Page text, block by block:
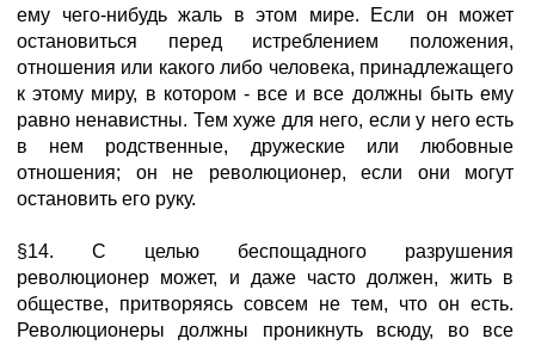
ему чего-нибудь жаль в этом мире. Если он может
остановиться перед истреблением положения,
отношения или какого либо человека, принадлежащего
к этому миру, в котором - все и все должны быть ему
равно ненавистны. Тем хуже для него, если у него есть
в нем родственные, дружеские или любовные
отношения; он не революционер, если они могут
остановить его руку.
§14. С целью беспощадного разрушения
революционер может, и даже часто должен, жить в
обществе, притворяясь совсем не тем, что он есть.
Революционеры должны проникнуть всюду, во все